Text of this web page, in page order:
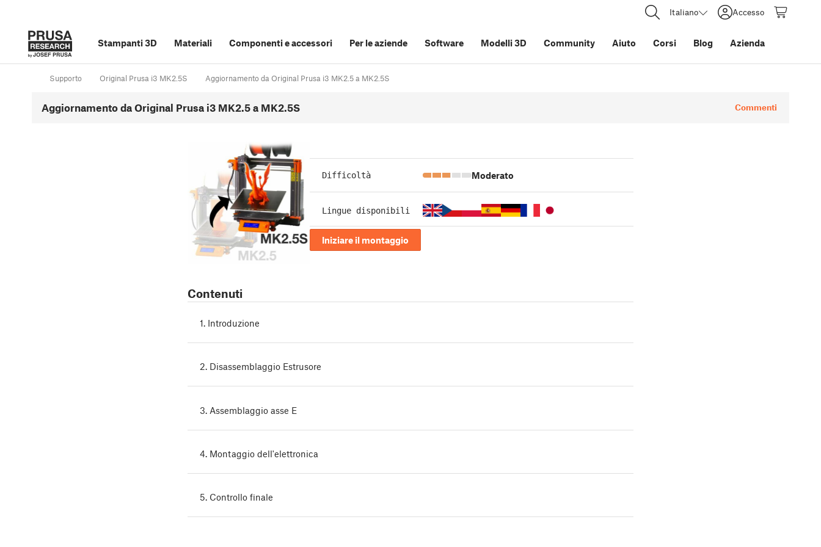
Italiano Accesso
Stampanti 3D Materiali Componenti e accessori Per le aziende Software Modelli 3D Community Aiuto Corsi Blog Azienda
Supporto Original Prusa i3 MK2.5S Aggiornamento da Original Prusa i3 MK2.5 a MK2.5S
Aggiornamento da Original Prusa i3 MK2.5 a MK2.5S Commenti
Difficoltà Moderato
Lingue disponibili
Iniziare il montaggio
Contenuti
1. Introduzione
2. Disassemblaggio Estrusore
3. Assemblaggio asse E
4. Montaggio dell'elettronica
5. Controllo finale